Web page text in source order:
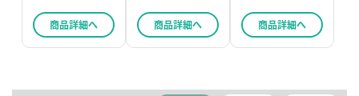
商品詳細へ 商品詳細へ 商品詳細へ